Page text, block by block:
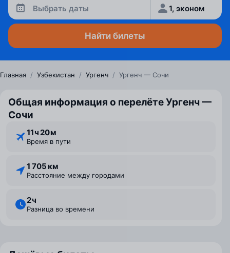
Выбрать даты 1, эконом
Найти билеты
Главная / Узбекистан / Ургенч / Ургенч — Сочи
Общая информация о перелёте Ургенч —
Сочи
11 ⁠ч 20 ⁠м
Время в пути
1 705 км
Расстояние между городами
2 ⁠ч
Разница во времени